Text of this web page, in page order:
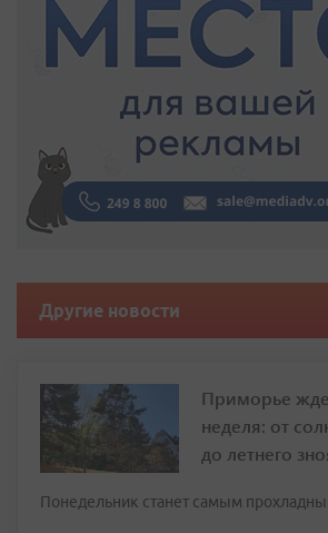
Другие новости
Приморье
неделя: от
до летнего
Понедельник станет самым